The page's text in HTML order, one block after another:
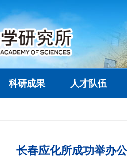
科研成果 人才队伍
长春应化所成功举办